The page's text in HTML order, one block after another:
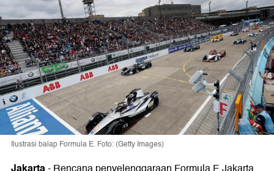
Ilustrasi balap Formula E. Foto: (Getty Images)